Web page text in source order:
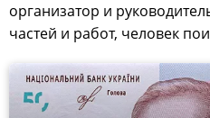
организатор и
частей и работ, человек